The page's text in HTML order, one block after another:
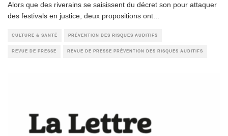
Alors que des riverains se saisissent du décret son pour attaquer
des festivals en justice, deux propositions ont...
CULTURE & SANTÉ PRÉVENTION DES RISQUES AUDITIFS
REVUE DE PRESSE REVUE DE PRESSE PRÉVENTION DES RISQUES AUDITIFS